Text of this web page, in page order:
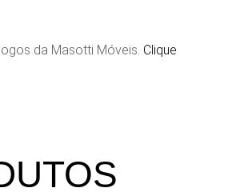
da Masotti Móveis. Clique